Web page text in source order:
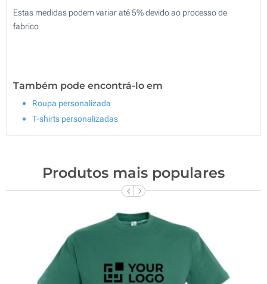
Estas medidas podem variar até 5% devido ao processo de
fabrico
Também pode encontrá-lo em
Roupa personalizada
T-shirts personalizadas
Produtos mais populares